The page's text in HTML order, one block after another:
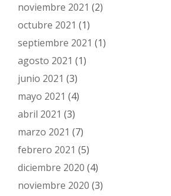
noviembre 2021 (2)
octubre 2021 (1)
septiembre 2021 (1)
agosto 2021 (1)
junio 2021 (3)
mayo 2021 (4)
abril 2021 (3)
marzo 2021 (7)
febrero 2021 (5)
diciembre 2020 (4)
noviembre 2020 (3)